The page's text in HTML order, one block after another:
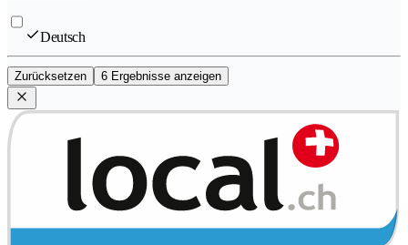
Deutsch
Zurücksetzen 6 Ergebnisse anzeigen